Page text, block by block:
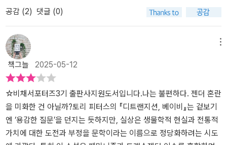
지 않겠다고 주장한다. 반 정도는 있으나마나 자신한테 중요하지 않
다고 하고, 나머지 반은 진저리를 치며 싫어한다. 지금 한국 꼰대 남자
들의 수준이다. 젊은 세대의 시각으로 진짜 꼰대라고 생각할 수 있겠
지만, 꼰대 세대한테는 이것도 많이 발전한 거다. 그렇게만 알면 좋겠
다. 이 책은 미국의 톱5 출판사에서 펴낸 첫 트랜스젠더 작가의 책이
라고 한다. 토리 피터스도 이게 첫 작품이라는데, 일곱 개 중요 문학상
의 후보로 올라 이중 하나 PEN/헤밍웨이 상을 받았다. 근데 내가 왜
이 책을 읽기로 결정했을까? 도서관 희망도서 신청해서 ‘첫빠따’로 읽
을 정도로 혹 한 이유는 뭐지? 다른 도서관에도 한 권 있어서 빌려 읽
으면 될 텐데 굳이 희망도서를 신청했다는 건 어떤 계기가 있었다는
해진다. 자신의 젠더를 실현하기 위해 이런 거지 같은 꼴을 당할 필요
가 없다고, 자신은 트랜스가 맞미나 꼭 트랜스로 살 필요는 없다고 생
각한다. 그렇게 트랜스 혐오로 가득한 사회에 지쳐 성환원(디트랜지
션)을 결정했고, 현재는 에임스라는 이름의 생물학적 남성으로 살아
가고 있다. 지금 에임스는 직장 상사인 카트리나와 연애 중이었고, 그
녀가 아기를 임신했다는 소식을 듣게 된다. 문제는 이혼한 이성애자
인 카트리나는 에임스가 과거에 트랜스젠더였다는 사실을 모르고 있
었고, 아버지가 된다는 것은 그로서는 젠더에 대한 심각한 도전이자
두려움이었다는 사실이다. 그는 남자였다가 여자가 되었고, 이제 다
시 남자가 되었다. 하지만 아버지가 되는 것은 또 다른 문제였다. 대
사귀던 시절의 그를 그리워하는 전 연인 리즈에게 에임스는 제안한
다.내 아이를 함께 양육해주지 않겠니?라고.누구 아이?​카트리나.이혼
녀. 에임스의 상사.그녀가 에임스의 말을 오해한 것에서 시작되었다.
에임스의 그 부분이 기능을 상실했다고 들은 것 같은데....정관수술을
했다는 의미로 알았는데, 호르몬 수치가 낮다는 의미였다.그것이 생
식능력 상실을 의미하는 것은 아니었음이 지금 카트리나의 변화로 입
증되었다.​리즈와 카트리나의 만남.리즈는 만나기 전부터 알고 있었
다.자신이 그 제안을 거부할 수 없음을.그런데 왜.... 질투가 나는거
지?뭐에 대한 질투.온전한 여성에게 느끼는 질투인가?​그들의 만남.
그리고 그들이 만나기 전의 과거사.성별을 특별히 의식하지 않고 읽
공감 (2) 댓글 (0)
책그늘 2025-05-12
☆비채서포터즈3기 출판사지원도서입니다.나는 불편하다. 젠더 혼란
을 미화한 건 아닐까?토리 피터스의 『디트랜지션, 베이비』는 겉보기
엔 ‘용감한 질문’을 던지는 듯하지만, 실상은 생물학적 현실과 전통적
가치에 대한 도전과 부정을 문학이라는 이름으로 정당화하려는 시도